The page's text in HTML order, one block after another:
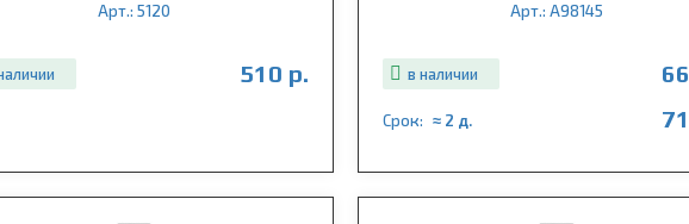
Арт.: 5120
510 р.
Арт.: A98145
в наличии
Срок: ≈ 2 д.